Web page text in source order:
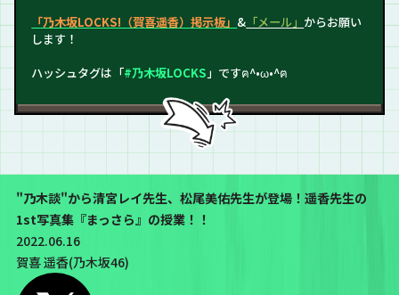
「乃木坂LOCKS!（賀喜遥香）掲示板」 & 「メール」 からお願い
します！
ハッシュタグは「#乃木坂LOCKS」ですฅ^•ω•^ฅ
"乃木談"から清宮レイ先生、松尾美佑先生が登場！遥香先生の
1st写真集『まっさら』の授業！！
2022.06.16
賀喜 遥香(乃木坂46)